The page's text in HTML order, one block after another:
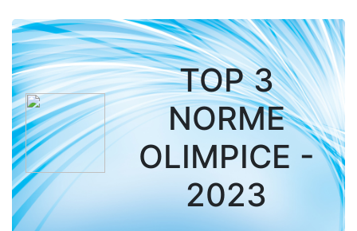
TOP 3
NORME
OLIMPICE -
2023